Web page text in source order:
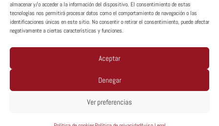
almacenar y/o acceder a la información del dispositivo. El consentimiento de estas
tecnologías nos permitirá procesar datos como el comportamiento de navegación o las
identificaciones únicas en este sitio. No consentir o retirar el consentimiento, puede afectar
negativamente a ciertas características y funciones.
Aceptar
Denegar
Ver preferencias
Copyright © MTA España 2026
Política De Privacidad
Aviso Legal